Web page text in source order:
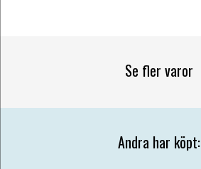
Se fler varor
Andra har köpt: